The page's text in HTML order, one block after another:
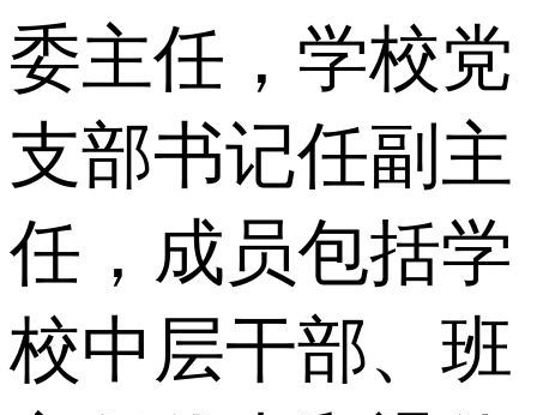
委主任，学校党
支部书记任副主
任，成员包括学
校中层干部、班